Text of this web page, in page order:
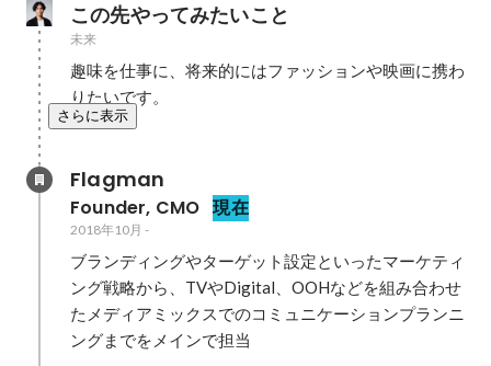
この先やってみたいこと
未来
趣味を仕事に、将来的にはファッションや映画に携わ
りたいです。
さらに表示
Flagman
Founder, CMO 現在
2018年10月 -
ブランディングやターゲット設定といったマーケティ
ング戦略から、TVやDigital、OOHなどを組み合わせ
たメディアミックスでのコミュニケーションプランニ
ングまでをメインで担当